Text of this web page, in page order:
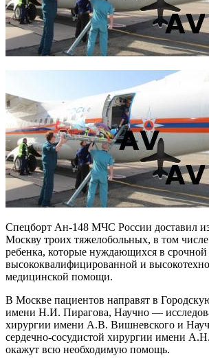
Спецборт Ан-148 МЧС России доставил
Москву троих тяжелобольных, в том
ребенка, которые нуждающихся в срочной
высококвалифицированной и
медицинской помощи.
В Москве пациентов направят в
имени Н.И. Пирагова, Научно —
хирургии имени А.В. Вишневского и
сердечно-сосудистой хирургии имени
окажут всю необходимую помощь.